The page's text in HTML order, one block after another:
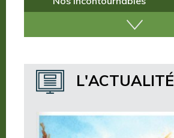
Nos incontournables
Où dormir ?
L'ACTUALITÉ